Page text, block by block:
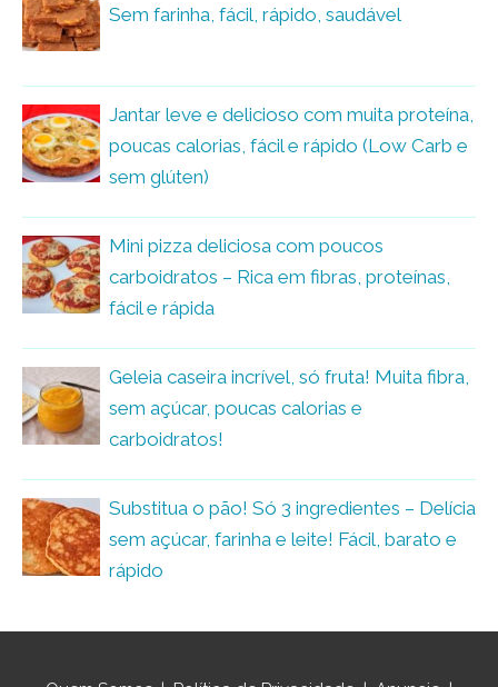
Sem farinha, fácil, rápido, saudável
Jantar leve e delicioso com muita proteína,
poucas calorias, fácil e rápido (Low Carb e
sem glúten)
Mini pizza deliciosa com poucos
carboidratos – Rica em fibras, proteínas,
fácil e rápida
Geleia caseira incrível, só fruta! Muita fibra,
sem açúcar, poucas calorias e
carboidratos!
Substitua o pão! Só 3 ingredientes – Delícia
sem açúcar, farinha e leite! Fácil, barato e
rápido